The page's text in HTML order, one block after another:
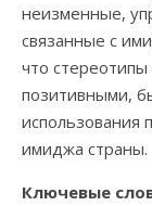
неизменные,
связанные с
что
позитивными,
использования
имиджа страны.
Ключевые